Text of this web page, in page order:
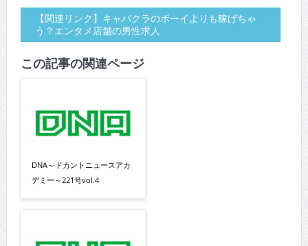
【関連リンク】キャバクラのボーイよりも稼げちゃ
う？エンタメ店舗の男性求人
この記事の関連ページ
DNA～ドカントニュースアカ
デミー～221号vol.4